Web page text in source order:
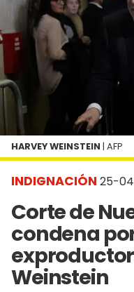
INDIGNACIÓN 25-
Corte de
condena
Weinstein
HARVEY WEINSTEIN | AFP